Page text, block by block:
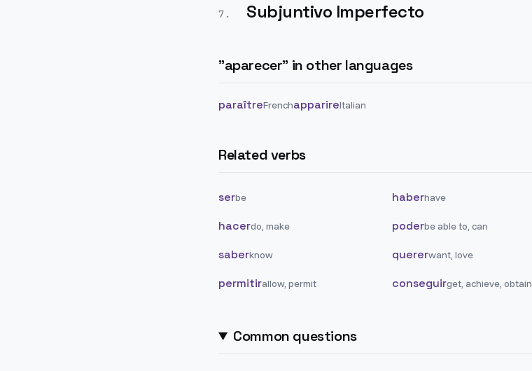
7 . Subjuntivo Imperfecto
"aparecer" in other languages
paraîtreFrenchapparireItalian
Related verbs
serbe haberhave
hacerdo, make poderbe able to, can
saberknow quererwant, love
permitirallow, permit conseguirget, achieve, obtain
Common questions